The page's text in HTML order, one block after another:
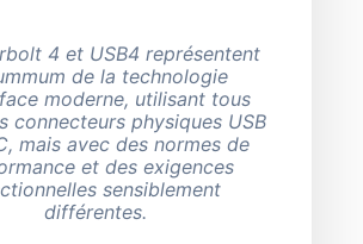
4 et USB4 représentent
de la technologie
moderne, utilisant tous
connecteurs physiques USB
mais avec des normes de
et des exigences
sensiblement
différentes.